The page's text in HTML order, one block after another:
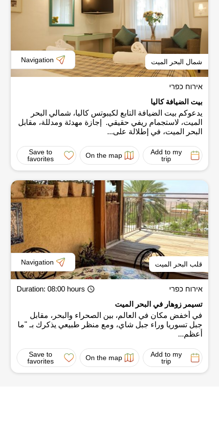
شمال البحر الميت Navigation
אירוח כפרי
بيت الضيافة كاليا
يدعوكم بيت الضيافة التابع لكيبوتس كاليا، شمالي البحر
الميت، لاستجمام ريفي حقيقي. إجازة مهدئة ومدللة، مقابل
البحر الميت، في إطلالة على...
Add to my
trip
On the map
Save to
favorites
قلب البحر الميت Navigation
אירוח כפרי Duration: 08:00 hours
تسيمر زوهار في البحر الميت
في أخفض مكان في العالم، بين الصحراء والبحر، مقابل
جبل تسوريا وراء جبل شاي، ومع منظر طبيعي يذكرك بـ "ما
أعظم...
Add to my
trip
On the map
Save to
favorites